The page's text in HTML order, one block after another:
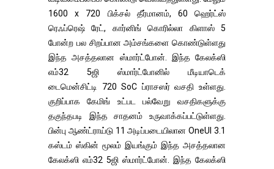
1600 x 720 பிக்சல் தீர்மானம், 60 ஹெர்ட்ஸ்
ரெஃப்ரெஷ் ரேட், கார்னிங் கொரில்லா கிளாஸ் 5
போன்ற பல சிறப்பான அம்சங்களை கொண்டுள்ளது
இந்த அசத்தலான ஸ்மார்ட்போன். இந்த கேலக்ஸி
எம்32 5ஜி ஸ்மார்ட்போனில் மீடியாடெக்
டைமென்சிட்டி 720 SoC ப்ராசஸர் வசதி உள்ளது.
குறிப்பாக கேமிங் உட்பட பல்வேறு வசதிகளுக்கு
தகுந்தபடி இந்த சாதனம் உருவாக்கப்பட்டுள்ளது.
பின்பு ஆண்ட்ராய்டு 11 அடிப்படையிலான OneUI 3.1
கஸ்டம் ஸ்கின் மூலம் இயங்கும் இந்த அசத்தலான
கேலக்ஸி எம்32 5ஜி ஸ்மார்ட்போன். இந்த கேலக்ஸி